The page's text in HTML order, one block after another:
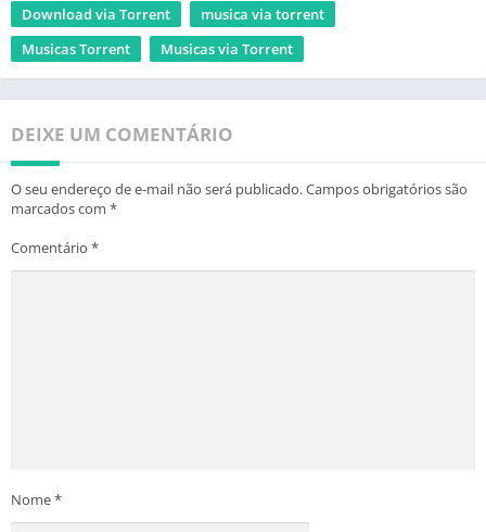
Download via Torrent
musica via torrent
Musicas Torrent
Musicas via Torrent
DEIXE UM COMENTÁRIO
O seu endereço de e-mail não será publicado.Campos obrigatórios são
marcados com *
Comentário *
Nome*